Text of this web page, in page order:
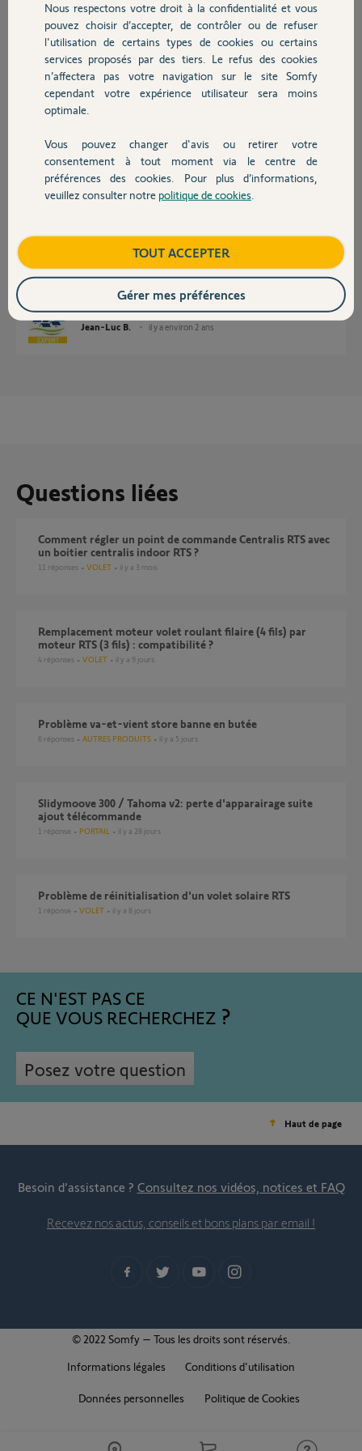
Chauffage
Autres produits
Devis avec un pro
Contact
mais il descends a mi course.
Merci,
Romain R.
il y a environ 2 ans
Participer au fil de discussion
Réponses
https://www.somfy.fr/assistance/videos/volet-roulant-somf...
Jean-Luc B. il y a environ 2 ans
Questions liées
Comment régler un point de commande Centralis RTS avec
un boitier centralis indoor RTS ?
11 réponses VOLET il y a 3 mois
Remplacement moteur volet roulant filaire (4 fils) par
moteur RTS (3 fils) : compatibilité ?
4 réponses VOLET il y a 9 jours
Problème va-et-vient store banne en butée
6 réponses AUTRES PRODUITS il y a 5 jours
Slidymoove 300 / Tahoma v2: perte d'apparairage suite
ajout télécommande
1 réponse PORTAIL il y a 28 jours
Problème de réinitialisation d'un volet solaire RTS
1 réponse VOLET il y a 8 jours
CE N'EST PAS CE
QUE VOUS RECHERCHEZ
Posez votre question
Haut de page
Besoin d’assistance ? Consultez nos vidéos, notices et FAQ
Recevez nos actus, conseils et bons plans par email !
© 2022 Somfy – Tous les droits sont réservés.
Informations légales
Conditions d'utilisation
Données personnelles Politique de Cookies
Nous respectons votre droit à la confidentialité et vous
pouvez choisir d’accepter, de contrôler ou de refuser
l'utilisation de certains types de cookies ou certains
services proposés par des tiers. Le refus des cookies
n’affectera pas votre navigation sur le site Somfy
cependant votre expérience utilisateur sera moins
optimale.
Vous pouvez changer d'avis ou retirer votre
consentement à tout moment via le centre de
préférences des cookies. Pour plus d’informations,
veuillez consulter notre politique de cookies
TOUT ACCEPTER
Gérer mes préférences